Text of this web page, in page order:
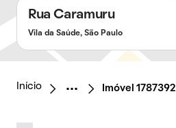
Rua Caramuru
Vila da Saúde, São Paulo
Início Imóvel 1787392